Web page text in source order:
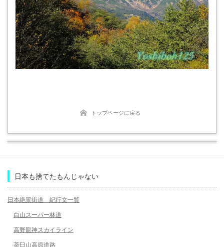
トップページに戻る
日本も捨てたもんじゃない
日本絶景街道 紀行文一覧
白山スーパー林道
高野龍神スカイライン
茶臼山高原道路